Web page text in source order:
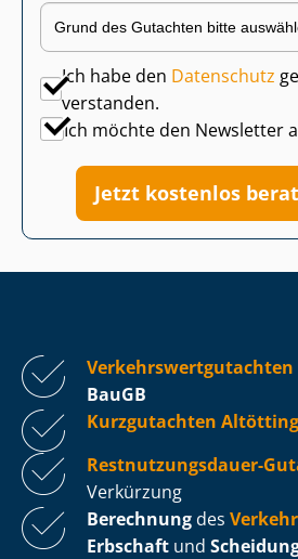
Ich habe den Datenschutz
verstanden.
Ich möchte den Newsletter
Jetzt kostenlos
Ver­kehrs­wert­gut­ach­ten
BauGB
Kurzgutachten Altötting
Rest­nut­zungs­dau­er-
Verkürzung
Berechnung des
Erbschaft und